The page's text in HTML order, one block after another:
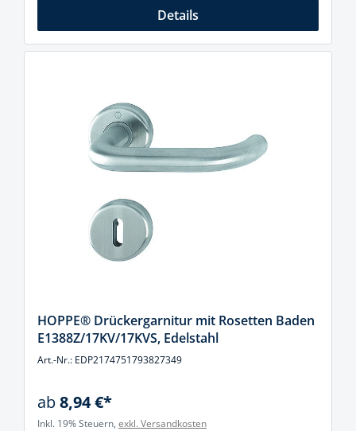
Details
HOPPE® Drückergarnitur mit Rosetten Baden
E1388Z/17KV/17KVS, Edelstahl
Art.-Nr.: EDP2174751793827349
ab8,94 €*
Inkl. 19% Steuern, exkl. Versandkosten